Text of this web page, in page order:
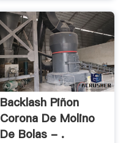
Backlash Piñon
Corona De Molino
De Bolas - .